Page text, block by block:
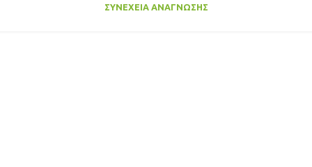
ΣΥΝΈΧΕΙΑ ΑΝΆΓΝΩΣΗΣ